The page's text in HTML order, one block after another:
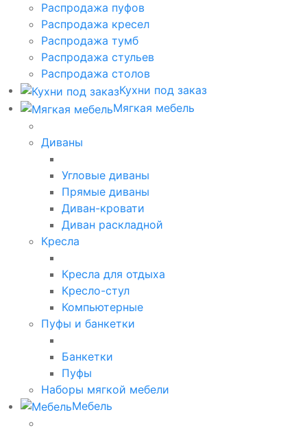
Распродажа пуфов
Распродажа кресел
Распродажа тумб
Распродажа стульев
Распродажа столов
Кухни под заказ
Мягкая мебель
Диваны
Угловые диваны
Прямые диваны
Диван-кровати
Диван раскладной
Кресла
Кресла для отдыха
Кресло-стул
Компьютерные
Пуфы и банкетки
Банкетки
Пуфы
Наборы мягкой мебели
Мебель